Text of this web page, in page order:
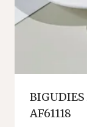
AF61118